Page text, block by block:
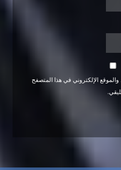
الإلكتروني في هذا المتصفح